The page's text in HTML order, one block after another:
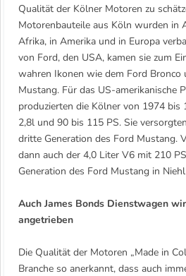
Qualität der Kölner Motoren zu
Motorenbauteile aus Köln wurden in
Afrika, in Amerika und in Europa
von Ford, den USA, kamen sie zum
wahren Ikonen wie dem Ford Bronco
Mustang. Für das US-amerikanische
produzierten die Kölner von 1974
2,8l und 90 bis 115 PS. Sie
dritte Generation des Ford Mustang.
dann auch der 4,0 Liter V6 mit 210
Generation des Ford Mustang in
Auch James Bonds Dienstwagen
angetrieben
Die Qualität der Motoren „Made in
Branche so anerkannt, dass auch